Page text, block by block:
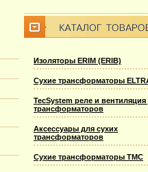
Изоляторы ERIM (ERIB)
Сухие трансформаторы
TecSystem реле и вентиляция
трансформаторов
Аксессуары для сухих
трансформаторов
Сухие трансформаторы TMC